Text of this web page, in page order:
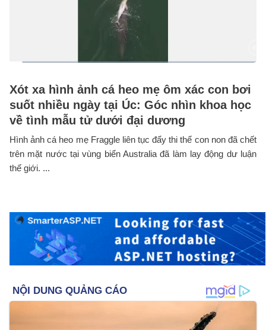
Xót xa hình ảnh cá heo mẹ ôm xác con bơi
suốt nhiều ngày tại Úc: Góc nhìn khoa học
về tình mẫu tử dưới đại dương
Hình ảnh cá heo mẹ Fraggle liên tục đẩy thi thể con non đã chết
trên mặt nước tại vùng biển Australia đã làm lay động dư luận
thế giới. ...